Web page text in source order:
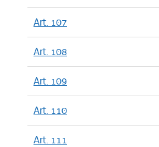
Art. 107
Art. 108
Art. 109
Art. 110
Art. 111